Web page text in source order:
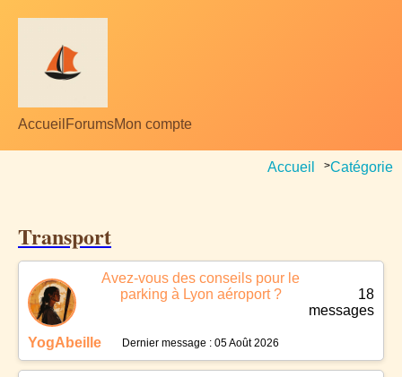
Accueil ForumsMon compte
Accueil >Catégorie
Transport
Avez-vous des conseils pour le
parking à Lyon aéroport ?
YogAbeille
18
messages
Dernier message : 05 Août 2026